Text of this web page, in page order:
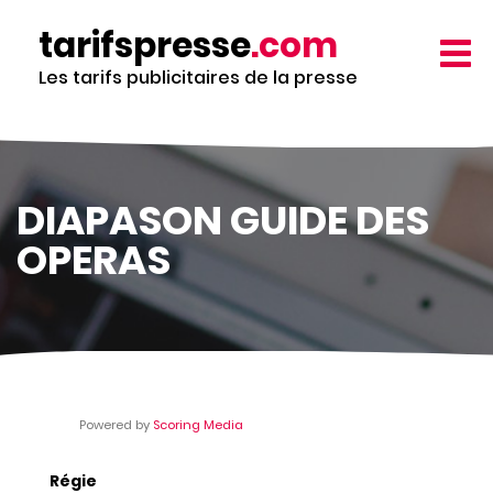
contenu
principal
tarifspresse.com
Les tarifs publicitaires de la presse
DIAPASON GUIDE DES
OPERAS
Powered by Scoring Media
Régie